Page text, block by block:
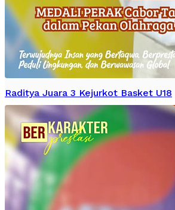
Raditya Juara 3 Kejurkot Basket U18